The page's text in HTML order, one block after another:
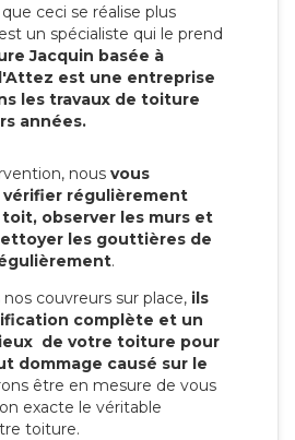
ceci se réalise plus
un spécialiste qui le prend
Jacquin basée à
est une entreprise
les travaux de toiture
années.
nous vous
vérifier régulièrement
observer les murs et
les gouttières de
.
couvreurs sur place, ils
complète et un
de votre toiture pour
dommage causé sur le
être en mesure de vous
exacte le véritable
toiture.